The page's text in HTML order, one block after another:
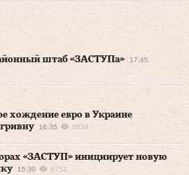
штаб «ЗАСТУПа»
17:45
хождение евро в Украине
16:35 6834
«ЗАСТУП» инициирует новую
15:30 6752